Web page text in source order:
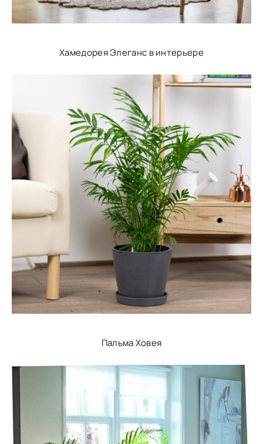
Хамедорея Элеганс в интерьере
Пальма Ховея